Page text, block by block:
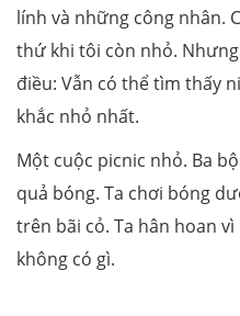
lính và những công nhân.
thứ khi tôi còn nhỏ.
điều: Vẫn có thể tìm thấy
khắc nhỏ nhất.
Một cuộc picnic nhỏ. Ba
quả bóng. Ta chơi bóng
trên bãi cỏ. Ta hân hoan
không có gì.